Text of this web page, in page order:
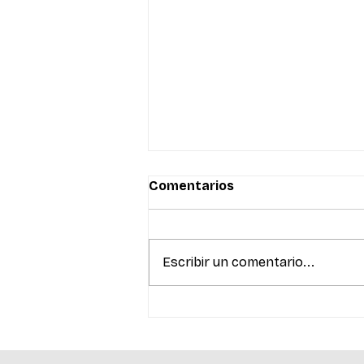
ecosistema para debatir
Comentarios
Escribir un comentario...